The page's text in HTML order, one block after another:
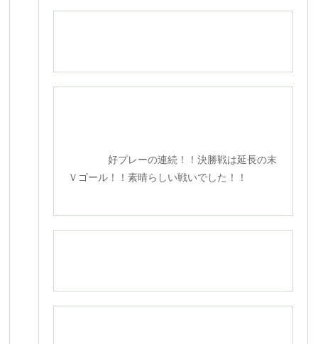
好プレーの連続！！決勝戦は延長の末
Ｖゴール！！素晴らしい戦いでした！！